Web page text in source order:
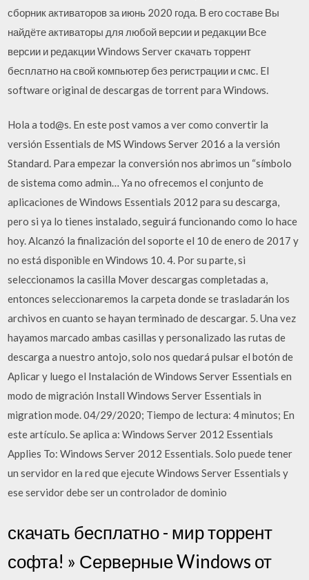
сборник активаторов за июнь 2020 года. В его составе Вы
найдёте активаторы для любой версии и редакции Все
версии и редакции Windows Server скачать торрент
бесплатно на свой компьютер без регистрации и смс. El
software original de descargas de torrent para Windows.
Hola a tod@s. En este post vamos a ver como convertir la
versión Essentials de MS Windows Server 2016 a la versión
Standard. Para empezar la conversión nos abrimos un “símbolo
de sistema como admin… Ya no ofrecemos el conjunto de
aplicaciones de Windows Essentials 2012 para su descarga,
pero si ya lo tienes instalado, seguirá funcionando como lo hace
hoy. Alcanzó la finalización del soporte el 10 de enero de 2017 y
no está disponible en Windows 10. 4. Por su parte, si
seleccionamos la casilla Mover descargas completadas a,
entonces seleccionaremos la carpeta donde se trasladarán los
archivos en cuanto se hayan terminado de descargar. 5. Una vez
hayamos marcado ambas casillas y personalizado las rutas de
descarga a nuestro antojo, solo nos quedará pulsar el botón de
Aplicar y luego el Instalación de Windows Server Essentials en
modo de migración Install Windows Server Essentials in
migration mode. 04/29/2020; Tiempo de lectura: 4 minutos; En
este artículo. Se aplica a: Windows Server 2012 Essentials
Applies To: Windows Server 2012 Essentials. Solo puede tener
un servidor en la red que ejecute Windows Server Essentials y
ese servidor debe ser un controlador de dominio
скачать бесплатно - мир торрент
софта! » Серверные Windows от